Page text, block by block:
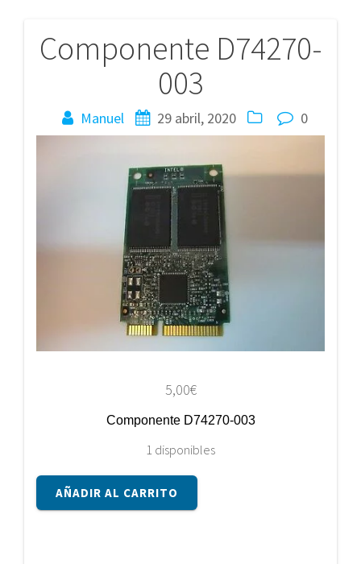
Componente D74270-
003
Manuel 29 abril, 2020 0
5,00€
Componente D74270-003
1 disponibles
Componente
D74270-
AÑADIR AL CARRITO
Navegación
entradas